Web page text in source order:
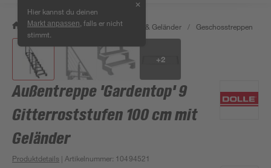
Hier kannst du deinen
Markt anpassen , falls er nicht
stimmt.
✕
/ Bauen & Renovieren / Treppen & Geländer / Geschosstreppen
+2
Außentreppe 'Gardentop' 9
Gitterroststufen 100 cm mit
Geländer
Produktdetails | Artikelnummer: 10494521